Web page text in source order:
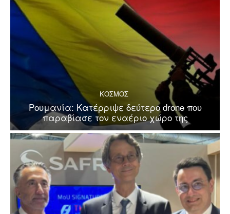
ΚΟΣΜΟΣ
Ρουμανία: Κατέρριψε δεύτερο drone που
παραβίασε τον εναέριο χώρο της